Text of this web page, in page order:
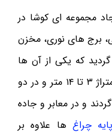
مجموعه ای کوشا در
برج های نوری، مخزن
که یکی از آن ها
معابر می باشد که در متراژ ۳ تا ۱۴ متر و در دو
و در معابر و جاده
پایه چراغ ها علاوه بر